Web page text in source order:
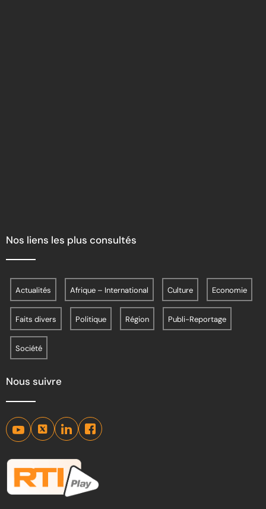
Nos liens les plus consultés
Actualités Afrique – International Culture Economie
Faits divers Politique Région Publi-Reportage
Société
Nous suivre